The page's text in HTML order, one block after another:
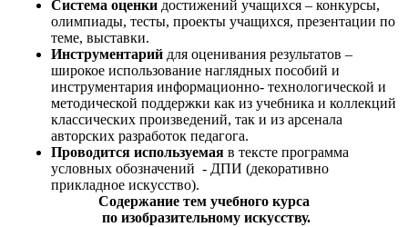
Система оценки достижений учащихся – конкурсы,
олимпиады, тесты, проекты учащихся, презентации по
теме, выставки.
Инструментарий для оценивания результатов –
широкое использование наглядных пособий и
инструментария информационно- технологической и
методической поддержки как из учебника и коллекций
классических произведений, так и из арсенала
авторских разработок педагога.
Проводится используемая в тексте программа
условных обозначений - ДПИ (декоративно
прикладное искусство).
Содержание тем учебного курса
по изобразительному искусству.